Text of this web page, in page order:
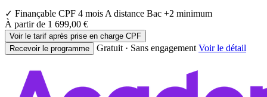
✓ Finançable CPF 4 mois A distance Bac +2 minimum
À partir de 1 699,00 €
Voir le tarif après prise en charge CPF
Recevoir le programme
Gratuit · Sans engagement Voir le détail